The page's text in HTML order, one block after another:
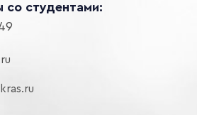
со студентами: